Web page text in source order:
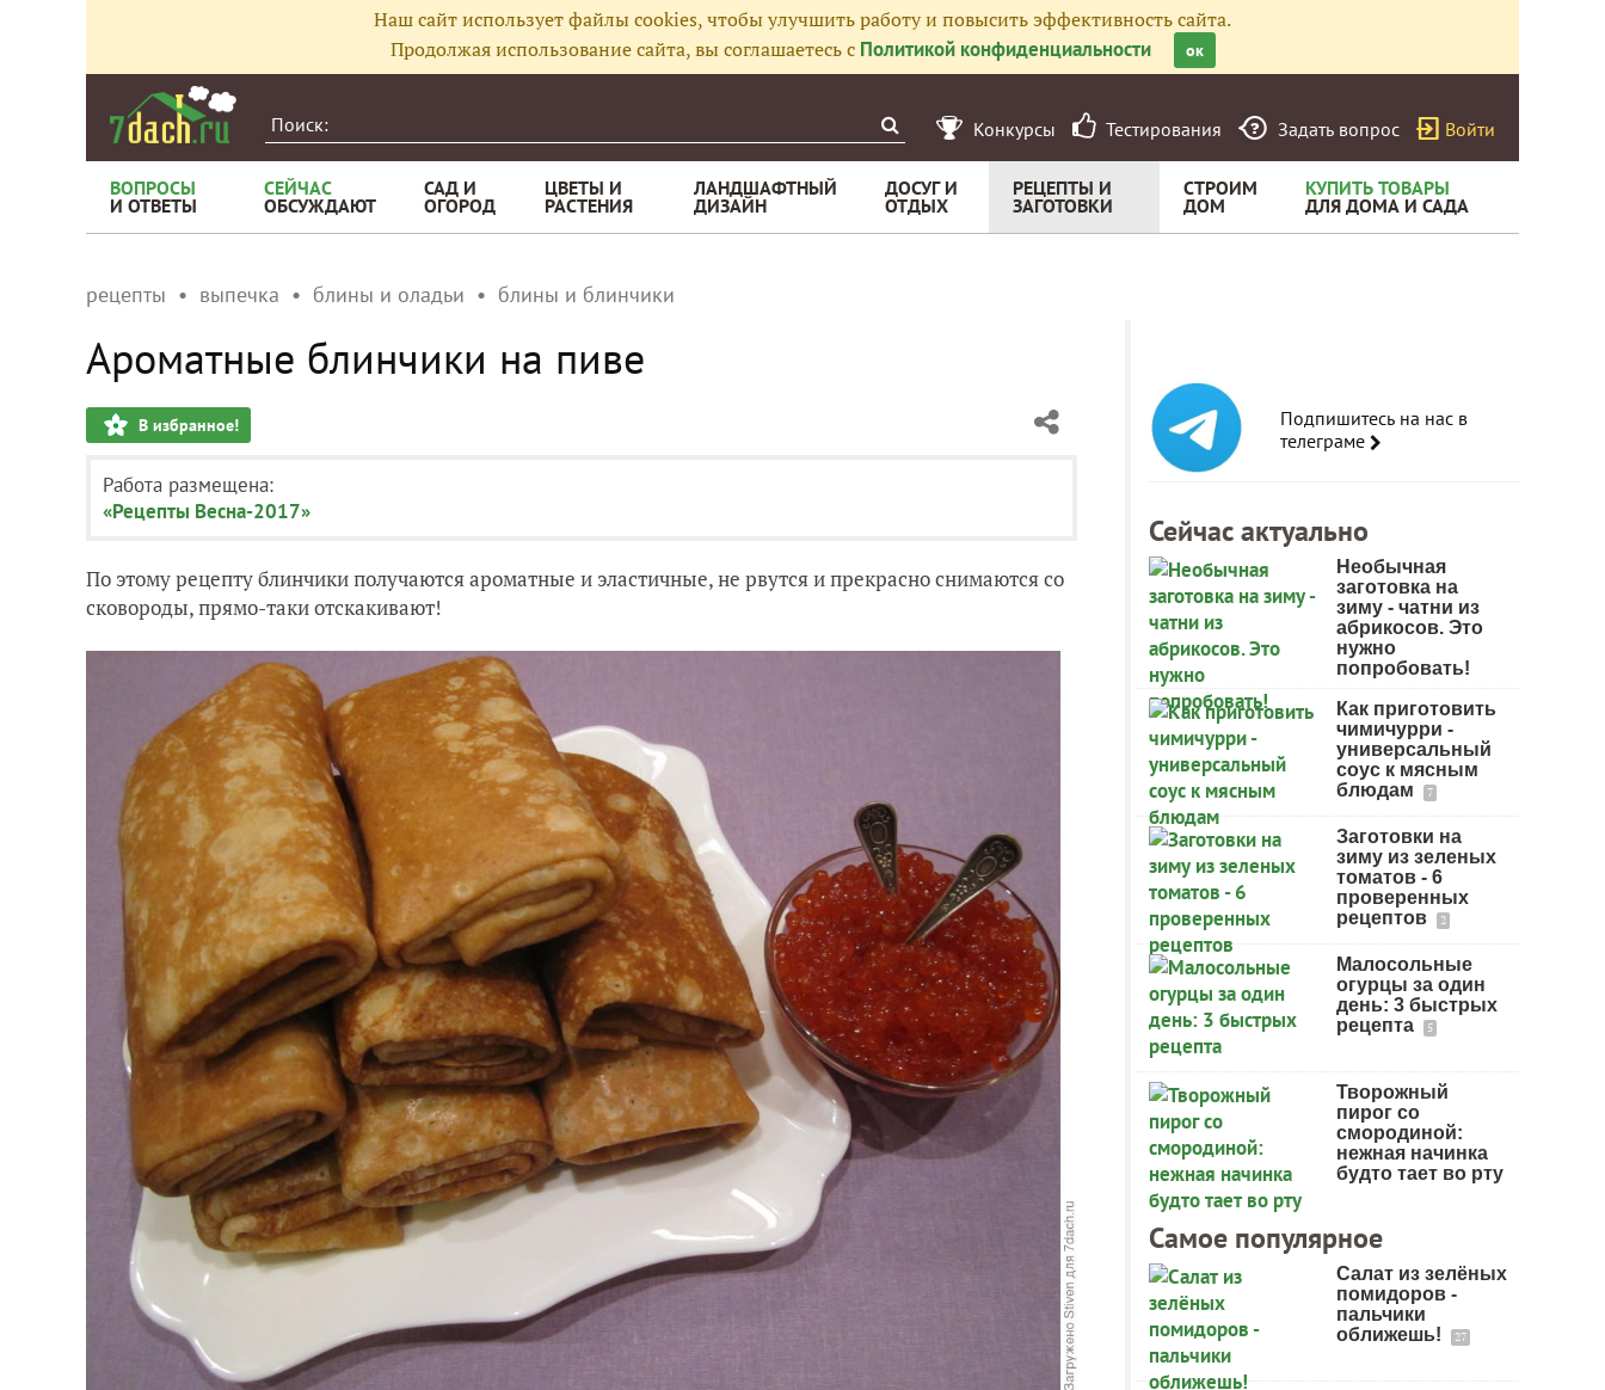
Наш сайт использует файлы cookies, чтобы улучшить работу и повысить эффективность сайта.
Продолжая использование сайта, вы соглашаетесь с Политикой конфиденциальности ок
Конкурсы Тестирования Задать вопрос Войти
ВОПРОСЫ
И ОТВЕТЫ
СЕЙЧАС
ОБСУЖДАЮТ
САД И
ОГОРОД
ЦВЕТЫ И
РАСТЕНИЯ
ЛАНДШАФТНЫЙ
ДИЗАЙН
ДОСУГ И
ОТДЫХ
РЕЦЕПТЫ И
ЗАГОТОВКИ
СТРОИМ
ДОМ
КУПИТЬ ТОВАРЫ
ДЛЯ ДОМА И САДА
рецепты выпечка блины и оладьи блины и блинчики
Ароматные блинчики на пиве
В избранное!
Работа размещена:
«Рецепты Весна-2017»
По этому рецепту блинчики получаются ароматные и эластичные, не рвутся и прекрасно снимаются со
сковороды, прямо-таки отскакивают!
Подпишитесь на нас в
телеграме
Сейчас актуально
Необычная
заготовка на
зиму - чатни из
абрикосов. Это
нужно
попробовать!
Как приготовить
чимичурри -
универсальный
соус к мясным
блюдам
7
Заготовки на
зиму из зеленых
томатов - 6
проверенных
рецептов
2
Малосольные
огурцы за один
день: 3 быстрых
рецепта
5
Творожный
пирог со
смородиной:
нежная начинка
будто тает во рту
Самое популярное
Салат из зелёных
помидоров -
пальчики
оближешь!
27